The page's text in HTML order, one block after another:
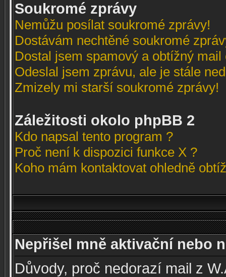
Soukromé zprávy
Nemůžu posílat soukromé zprávy!
Dostávám nechtěné soukromé
Dostal jsem spamový a obtížný mail
Odeslal jsem zprávu, ale je stále
Zmizely mi starší soukromé zprávy!
Záležitosti okolo phpBB 2
Kdo napsal tento program ?
Proč není k dispozici funkce X ?
Koho mám kontaktovat ohledně
Nepřišel mně aktivační nebo
Důvody, proč nedorazí mail z